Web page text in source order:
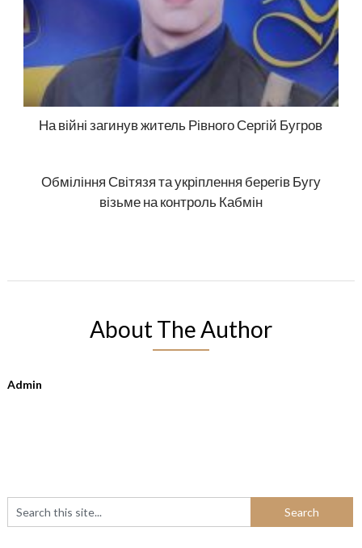
На війні загинув житель Рівного Сергій Бугров
Обміління Світязя та укріплення берегів Бугу
візьме на контроль Кабмін
About The Author
Admin